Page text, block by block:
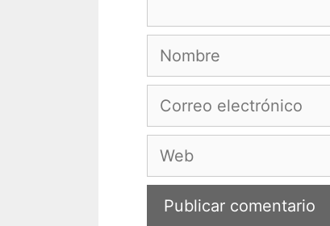
Nombre
Correo
Web